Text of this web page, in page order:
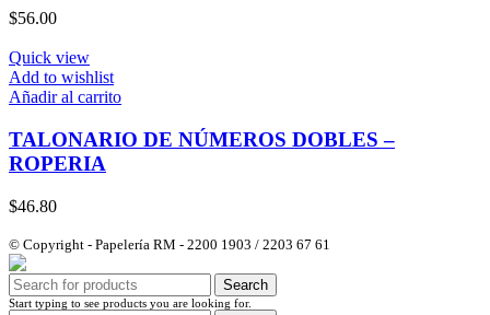
$56.00
Quick view
Add to wishlist
Añadir al carrito
TALONARIO DE NÚMEROS DOBLES –
ROPERIA
$46.80
© Copyright - Papelería RM - 2200 1903 / 2203 67 61
Search
Start typing to see products you are looking for.